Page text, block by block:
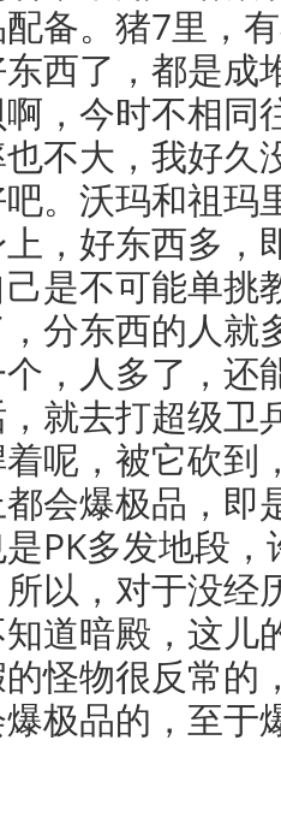
备。猪7里，
西了，都是成
，今时不相同
不大，我好久
。沃玛和祖玛
，好东西多，
是不可能单挑
分东西的人就
，人多了，还
就去打超级卫
呢，被它砍到
会爆极品，即
PK多发地段
以，对于没经
道暗殿，这儿
怪物很反常的
极品的，至于